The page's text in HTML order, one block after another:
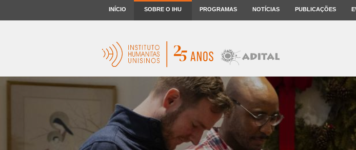
INÍCIO SOBRE O IHU PROGRAMAS NOTÍCIAS PUBLICAÇÕES